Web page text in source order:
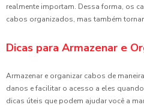
realmente importam. Dessa forma, os
cabos organizados, mas também
Dicas para Armazenar e
Armazenar e organizar cabos de
danos e facilitar o acesso a eles
dicas úteis que podem ajudar você a